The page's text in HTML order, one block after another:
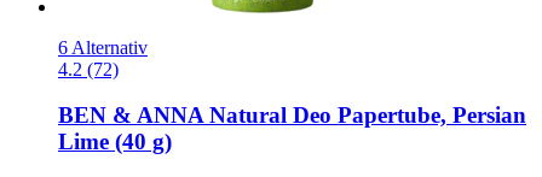
6 Alternativ
4.2 (72)
BEN & ANNANatural Deo Papertube, Persian
Lime (40 g)